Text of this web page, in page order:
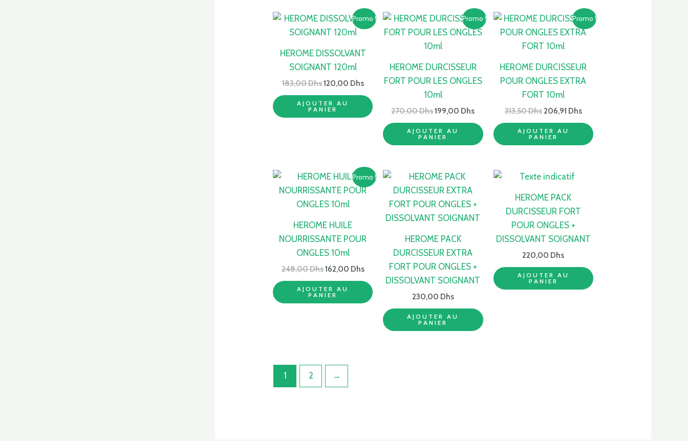
Promo !
HEROME DISSOLVANT
SOIGNANT 120ml
183,00Dhs
Le
initial
183,00 Dhs.
120,00 Dhs
Le
prix
actuel
120,00 Dhs.
AJOUTER AU
PANIER
Promo !
HEROME DURCISSEUR
FORT POUR LES ONGLES
10ml
270,00Dhs
Le
initial
était :
199,00 Dhs
Le
prix
actuel
AJOUTER AU
PANIER
Promo !
HEROME DURCISSEUR
POUR ONGLES EXTRA
FORT 10ml
313,50Dhs
Le
initial
était :
206,91 Dhs
Le
prix
actuel
AJOUTER AU
PANIER
Promo !
HEROME HUILE
NOURRISSANTE POUR
ONGLES 10ml
248,00Dhs
Le
initial
était :
162,00 Dhs
Le
prix
actuel
162,00 Dhs.
AJOUTER AU
PANIER
HEROME PACK
DURCISSEUR EXTRA
FORT POUR ONGLES +
DISSOLVANT SOIGNANT
230,00 Dhs
AJOUTER AU
PANIER
HEROME PACK
DURCISSEUR FORT
POUR ONGLES +
DISSOLVANT SOIGNANT
220,00 Dhs
AJOUTER AU
PANIER
1 2 →